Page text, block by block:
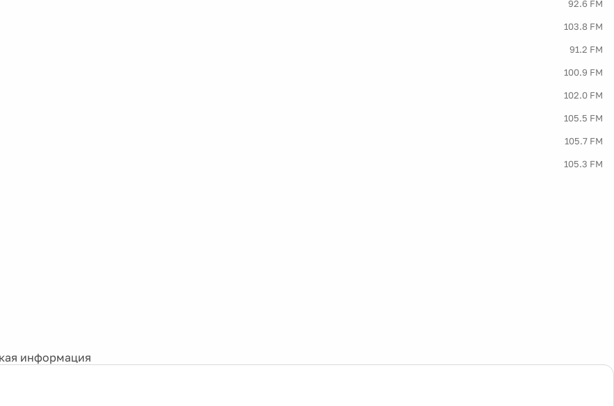
92.6 FM
103.8 FM
91.2 FM
100.9 FM
102.0 FM
105.5 FM
105.7 FM
105.3 FM
информация